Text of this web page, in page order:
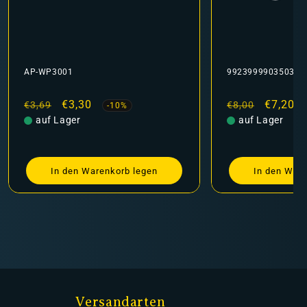
AP-WP3001
Normaler
Preis
€3,69 Verkaufspreis
€3,30 -10%
auf Lager
In den Warenkorb legen
9923999903503
Normaler
Preis
€8,00 €7,20
auf Lager
In den
Versandarten